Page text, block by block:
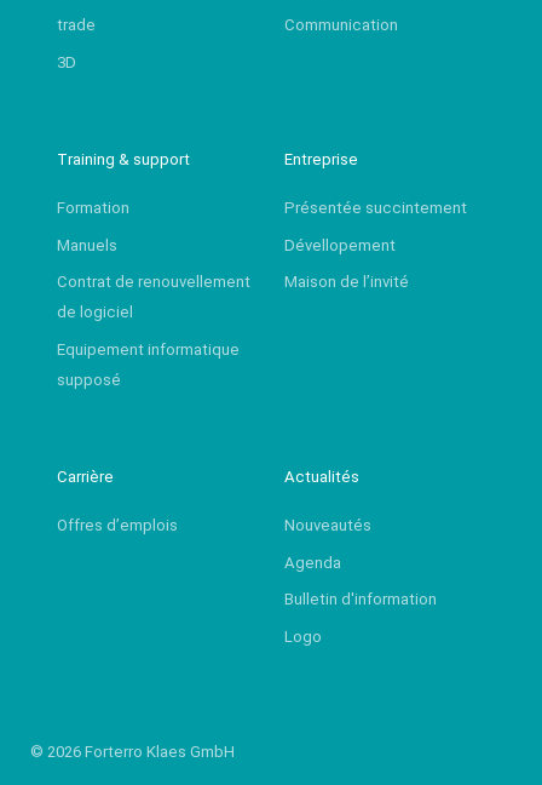
trade
3D
Communication
Training & support
Formation
Manuels
Contrat de renouvellement
de logiciel
Equipement informatique
supposé
Entreprise
Présentée succintement
Dévellopement
Maison de l’invité
Carrière
Offres d’emplois
Actualités
Nouveautés
Agenda
Bulletin d'information
Logo
© 2026 Forterro Klaes GmbH